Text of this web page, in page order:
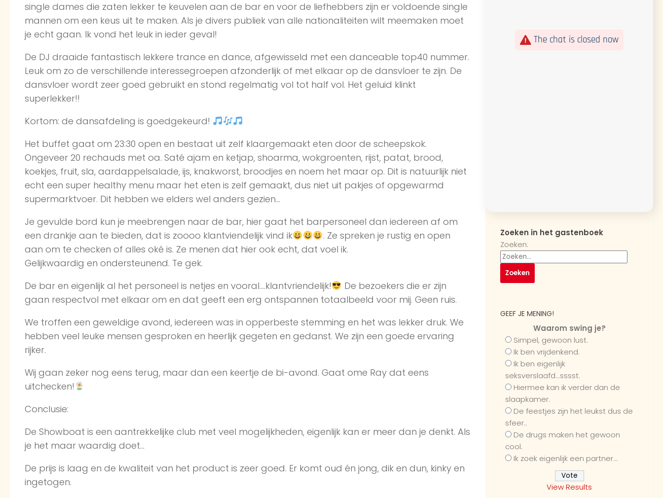
single dames die zaten lekker te keuvelen aan de bar en voor de liefhebbers zijn er voldoende single
mannen om een keus uit te maken. Als je divers publiek van alle nationaliteiten wilt meemaken moet
je echt gaan. Ik vond het leuk in ieder geval!
De DJ draaide fantastisch lekkere trance en dance, afgewisseld met een danceable top40 nummer.
Leuk om zo de verschillende interessegroepen afzonderlijk of met elkaar op de dansvloer te zijn. De
dansvloer wordt zeer goed gebruikt en stond regelmatig vol tot half vol. Het geluid klinkt
superlekker!!
Kortom: de dansafdeling is goedgekeurd!
Het buffet gaat om 23:30 open en bestaat uit zelf klaargemaakt eten door de scheepskok.
Ongeveer 20 rechauds met oa. Saté ajam en ketjap, shoarma, wokgroenten, rijst, patat, brood,
koekjes, fruit, sla, aardappelsalade, ijs, knakworst, broodjes en noem het maar op. Dit is natuurlijk niet
echt een super healthy menu maar het eten is zelf gemaakt, dus niet uit pakjes of opgewarmd
supermarktvoer. Dit hebben we elders wel anders gezien…
Je gevulde bord kun je meebrengen naar de bar, hier gaat het barpersoneel dan iedereen af om
een drankje aan te bieden, dat is zoooo klantviendelijk vind ik
. Ze spreken je rustig en open
aan om te checken of alles oké is. Ze menen dat hier ook echt, dat voel ik.
Gelijkwaardig en ondersteunend. Te gek.
De bar en eigenlijk al het personeel is netjes en vooral….klantvriendelijk!
De bezoekers die er zijn
gaan respectvol met elkaar om en dat geeft een erg ontspannen totaalbeeld voor mij. Geen ruis.
We troffen een geweldige avond, iedereen was in opperbeste stemming en het was lekker druk. We
hebben veel leuke mensen gesproken en heerlijk gegeten en gedanst. We zijn een goede ervaring
rijker.
Wij gaan zeker nog eens terug, maar dan een keertje de bi-avond. Gaat ome Ray dat eens
uitchecken!
Conclusie:
De Showboat is een aantrekkelijke club met veel mogelijkheden, eigenlijk kan er meer dan je denkt. Als
je het maar waardig doet…
De prijs is laag en de kwaliteit van het product is zeer goed. Er komt oud én jong, dik en dun, kinky en
ingetogen.
The chat is closed now
Zoeken in het gastenboek
Zoeken:
GEEF JE MENING!
Waarom swing je?
Simpel, gewoon lust.
Ik ben vrijdenkend.
Ik ben eigenlijk
seksverslaafd...sssst.
Hiermee kan ik verder dan de
slaapkamer.
De feestjes zijn het leukst dus de
sfeer..
De drugs maken het gewoon
cool.
Ik zoek eigenlijk een partner...
View Results